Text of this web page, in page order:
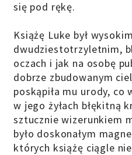
się pod rękę.
Książę Luke był
dwudziestotrzyletnim,
oczach i jak na osobę
dobrze zbudowanym
poskąpiła mu urody, co
w jego żyłach błękitną
sztucznie wizerunkiem
było doskonałym
których książę ciągle